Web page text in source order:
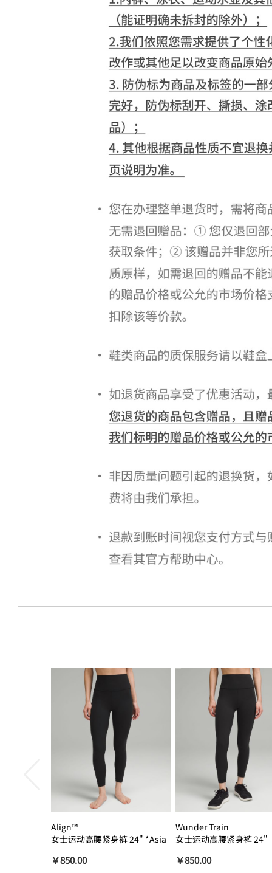
Align™
女士运动高腰紧身裤 24" *Asia
￥850.00
Wunder Train
女士运动高腰紧身裤 24"
￥850.00